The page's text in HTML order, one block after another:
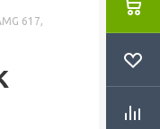
617,